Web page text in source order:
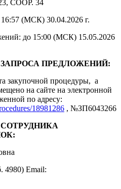
СООР. 34
(МСК) 30.04.2026 г.
до 15:00 (МСК) 15.05.2026
ПРЕДЛОЖЕНИЙ:
закупочной процедуры, а
на сайте на электронной
по адресу:
18981286 , №ЗП6043266
4980) Email: